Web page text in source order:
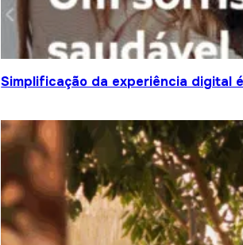
Simplificação da experiência digital